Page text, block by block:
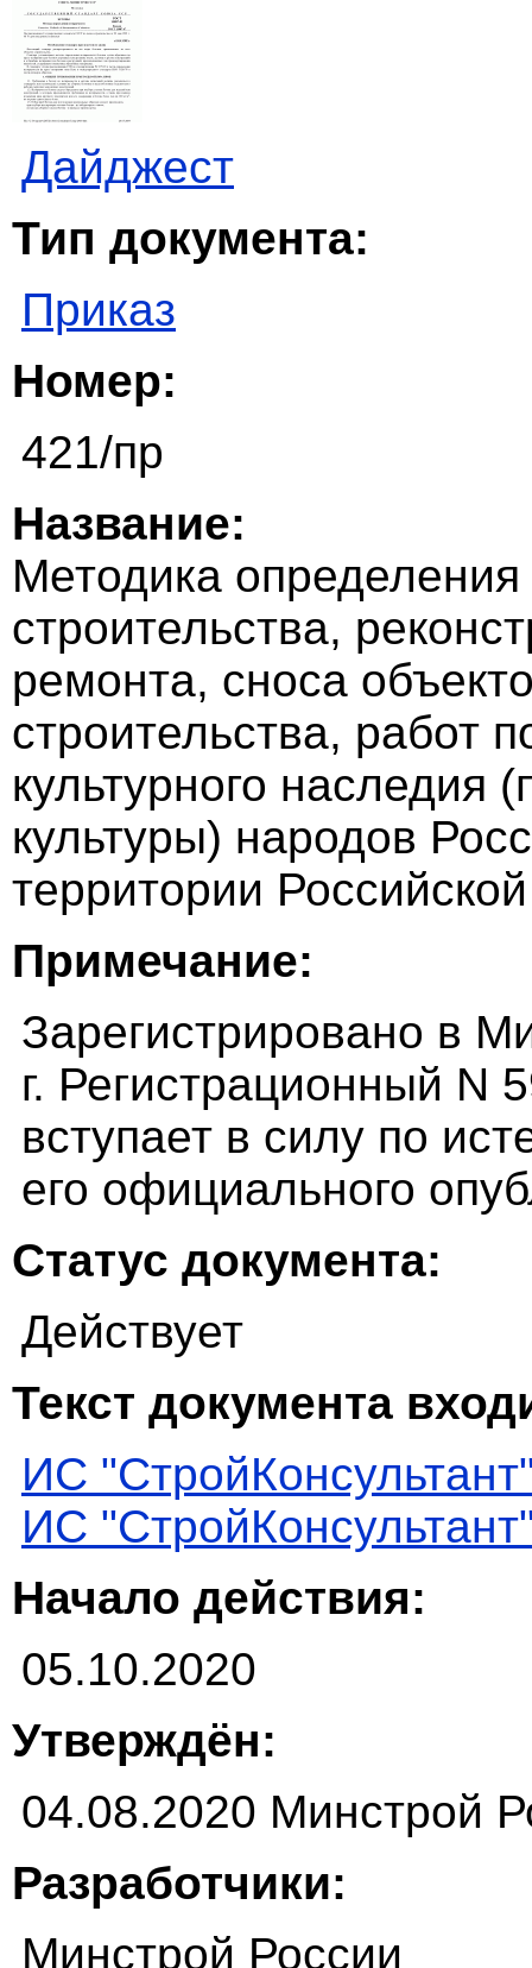
Дайджест
Тип документа:
Приказ
Номер:
421/пр
Название:
Методика
строительства,
ремонта, сноса
строительства, работ
культурного наследия
культуры) народов
территории
Примечание:
Зарегистрировано в
г. Регистрационный N
вступает в силу по
его официального
Статус документа:
Действует
Текст документа
ИС
ИС
Начало действия:
05.10.2020
Утверждён:
04.08.2020 Минстрой
Разработчики:
Минстрой России